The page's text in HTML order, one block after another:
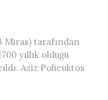
Miras) tarafından
yıllık olduğu
Aziz Polieuktos